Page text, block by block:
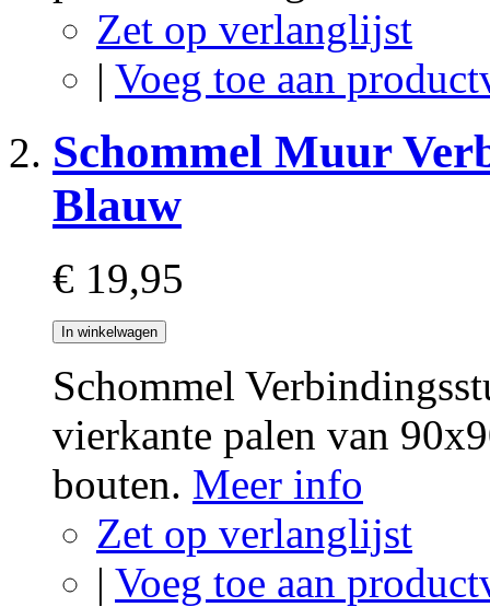
Zet op verlanglijst
| Voeg toe aan
Schommel Muur
Blauw
€ 19,95
In winkelwagen
Schommel
vierkante palen van
bouten. Meer info
Zet op verlanglijst
| Voeg toe aan